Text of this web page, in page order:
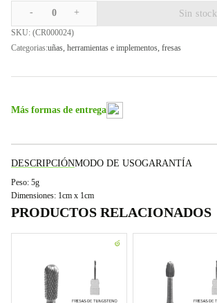
- 0 + Sin stock
SKU: (CR000024)
Categorias:uñas, herramientas e implementos, fresas
Más formas de entrega
DESCRIPCIÓNMODO DE USOGARANTÍA
Peso: 5g
Dimensiones: 1cm x 1cm
PRODUCTOS RELACIONADOS